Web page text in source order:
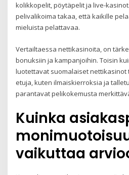
kolikkopelit, pöytäpelit ja live-
pelivalikoima takaa, että kaikille
mieluista pelattavaa.
Vertailtaessa nettikasinoita, on
bonuksiin ja kampanjoihin. Toisin
luotettavat suomalaiset
etuja, kuten ilmaiskierroksia ja
parantavat pelikokemusta
Kuinka
vaikuttaa